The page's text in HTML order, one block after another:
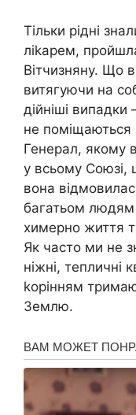
Тільки рідні
ліkарем,
Вітчизняну. Що
витягуючи на
дійніші
не поміщаються
Генерал, якому
у всьому Союзі,
вона
багатьом людям
химерно життя
Як часто ми не
ніжні, тепличні
kорінням
Землю.